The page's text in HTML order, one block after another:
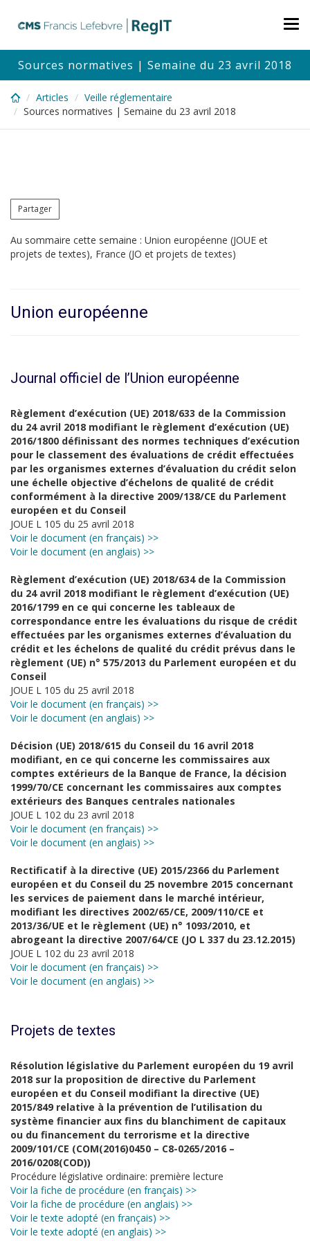
content
Sources normatives | Semaine du 23 avril 2018
Articles
Veille réglementaire
Sources normatives | Semaine du 23 avril 2018
Partager
Au sommaire cette semaine : Union européenne (JOUE et
projets de textes), France (JO et projets de textes)
Union européenne
Journal officiel de l’Union européenne
Règlement d’exécution (UE) 2018/633 de la Commission
du 24 avril 2018 modifiant le règlement d’exécution (UE)
2016/1800 définissant des normes techniques d’exécution
pour le classement des évaluations de crédit effectuées
par les organismes externes d’évaluation du crédit selon
une échelle objective d’échelons de qualité de crédit
conformément à la directive 2009/138/CE du Parlement
européen et du Conseil
JOUE L 105 du 25 avril 2018
Voir le document (en français) >>
Voir le document (en anglais) >>
Règlement d’exécution (UE) 2018/634 de la Commission
du 24 avril 2018 modifiant le règlement d’exécution (UE)
2016/1799 en ce qui concerne les tableaux de
correspondance entre les évaluations du risque de crédit
effectuées par les organismes externes d’évaluation du
crédit et les échelons de qualité du crédit prévus dans le
règlement (UE) n° 575/2013 du Parlement européen et du
Conseil
JOUE L 105 du 25 avril 2018
Voir le document (en français) >>
Voir le document (en anglais) >>
Décision (UE) 2018/615 du Conseil du 16 avril 2018
modifiant, en ce qui concerne les commissaires aux
comptes extérieurs de la Banque de France, la décision
1999/70/CE concernant les commissaires aux comptes
extérieurs des Banques centrales nationales
JOUE L 102 du 23 avril 2018
Voir le document (en français) >>
Voir le document (en anglais) >>
Rectificatif à la directive (UE) 2015/2366 du Parlement
européen et du Conseil du 25 novembre 2015 concernant
les services de paiement dans le marché intérieur,
modifiant les directives 2002/65/CE, 2009/110/CE et
2013/36/UE et le règlement (UE) n° 1093/2010, et
abrogeant la directive 2007/64/CE (JO L 337 du 23.12.2015)
JOUE L 102 du 23 avril 2018
Voir le document (en français) >>
Voir le document (en anglais) >>
Projets de textes
Résolution législative du Parlement européen du 19 avril
2018 sur la proposition de directive du Parlement
européen et du Conseil modifiant la directive (UE)
2015/849 relative à la prévention de l’utilisation du
système financier aux fins du blanchiment de capitaux
ou du financement du terrorisme et la directive
2009/101/CE (COM(2016)0450 – C8-0265/2016 –
2016/0208(COD))
Procédure législative ordinaire: première lecture
Voir la fiche de procédure (en français) >>
Voir la fiche de procédure (en anglais) >>
Voir le texte adopté (en français) >>
Voir le texte adopté (en anglais) >>